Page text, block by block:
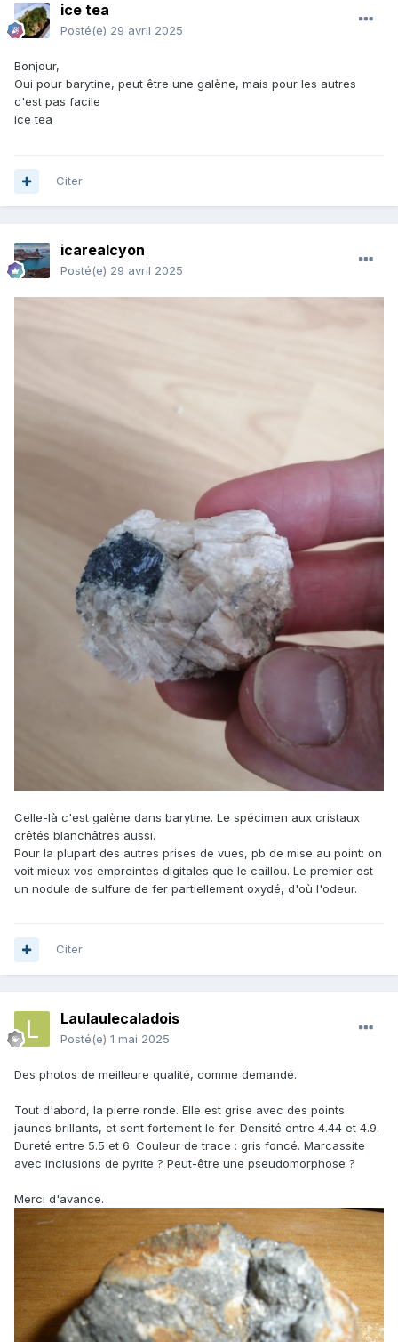
ice tea
Posté(e) 29 avril 2025
Bonjour,
Oui pour barytine, peut être une galène, mais pour les autres
c'est pas facile
ice tea
Citer
icarealcyon
Posté(e) 29 avril 2025
Celle-là c'est galène dans barytine. Le spécimen aux cristaux
crêtés blanchâtres aussi.
Pour la plupart des autres prises de vues, pb de mise au point: on
voit mieux vos empreintes digitales que le caillou. Le premier est
un nodule de sulfure de fer partiellement oxydé, d'où l'odeur.
Citer
Laulaulecaladois
Posté(e) 1 mai 2025
Des photos de meilleure qualité, comme demandé.
Tout d'abord, la pierre ronde. Elle est grise avec des points
jaunes brillants, et sent fortement le fer. Densité entre 4.44 et 4.9.
Dureté entre 5.5 et 6. Couleur de trace : gris foncé. Marcassite
avec inclusions de pyrite ? Peut-être une pseudomorphose ?
Merci d'avance.